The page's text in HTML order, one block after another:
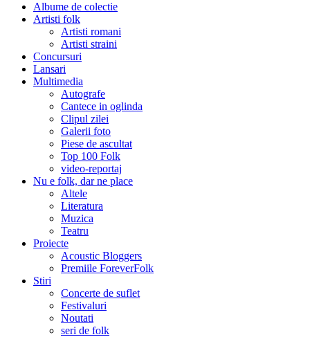
Albume de colectie
Artisti folk
Artisti romani
Artisti straini
Concursuri
Lansari
Multimedia
Autografe
Cantece in oglinda
Clipul zilei
Galerii foto
Piese de ascultat
Top 100 Folk
video-reportaj
Nu e folk, dar ne place
Altele
Literatura
Muzica
Teatru
Proiecte
Acoustic Bloggers
Premiile ForeverFolk
Stiri
Concerte de suflet
Festivaluri
Noutati
seri de folk